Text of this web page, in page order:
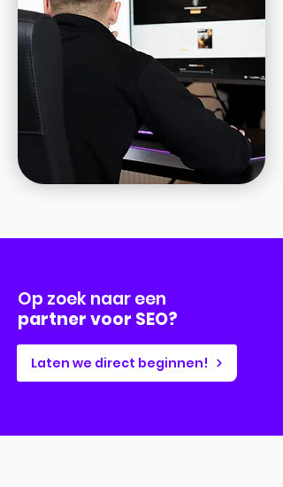
Op zoek naar een
partner voor SEO?
Laten we direct beginnen!